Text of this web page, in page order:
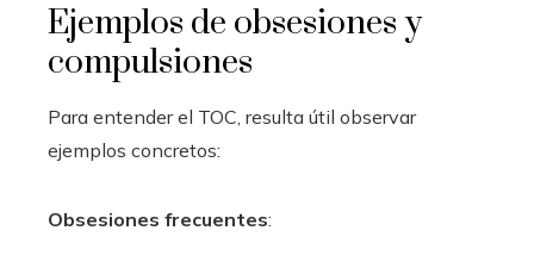
Ejemplos de obsesiones y
compulsiones
Para entender el TOC, resulta útil observar
ejemplos concretos:
Obsesiones frecuentes: